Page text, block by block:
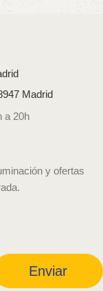
Madrid
a 20h
y ofertas
Enviar